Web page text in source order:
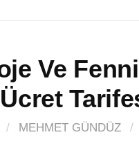
Ve
/ MEHMET GÜNDÜZ /